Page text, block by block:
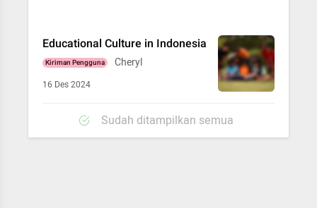
Educational Culture in Indonesia
Kiriman Pengguna Cheryl
16 Des 2024
Sudah ditampilkan semua